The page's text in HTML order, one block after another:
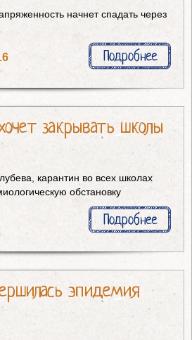
начнет спадать через
Подробнее
закрывать школы
карантин во всех школах
обстановку
Подробнее
эпидемия